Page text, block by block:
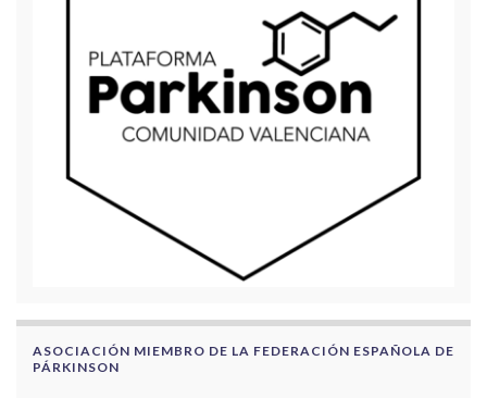
ASOCIACIÓN MIEMBRO DE LA FEDERACIÓN ESPAÑOLA DE
PÁRKINSON